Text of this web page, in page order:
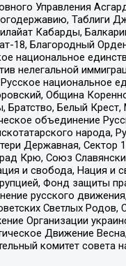
Управления
Таблиги
Кабарды,
18, Благородный
национальное
нелегальной
национальное
Община
Белый Крест,
объединение
народа,
Державная, Сектор
Крю, Союз
и свобода, Нация и
Фонд защиты
русского
Светлых Родов,
Организации
Движение
комитет совета